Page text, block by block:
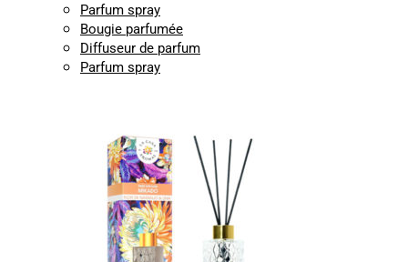
Parfum spray
Bougie parfumée
Diffuseur de parfum
Parfum spray